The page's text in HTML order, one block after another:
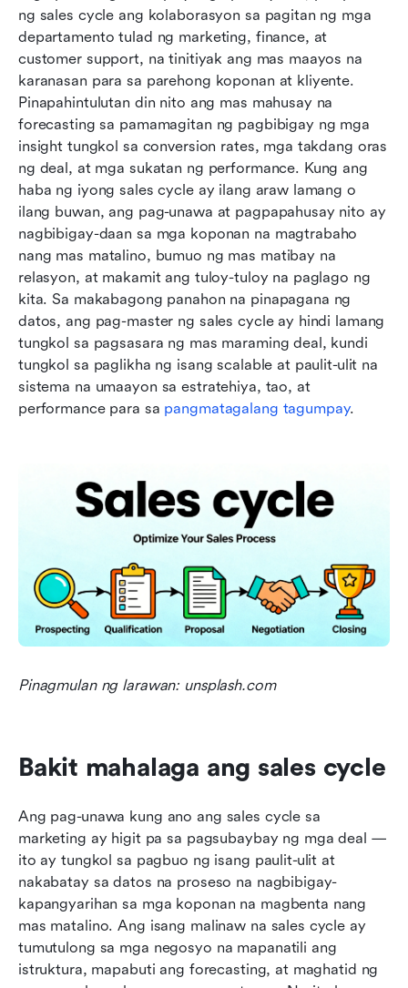
ng sales cycle ang kolaborasyon sa pagitan ng mga
departamento tulad ng marketing, finance, at
customer support, na tinitiyak ang mas maayos na
karanasan para sa parehong koponan at kliyente.
Pinapahintulutan din nito ang mas mahusay na
forecasting sa pamamagitan ng pagbibigay ng mga
insight tungkol sa conversion rates, mga takdang oras
ng deal, at mga sukatan ng performance. Kung ang
haba ng iyong sales cycle ay ilang araw lamang o
ilang buwan, ang pag-unawa at pagpapahusay nito ay
nagbibigay-daan sa mga koponan na magtrabaho
nang mas matalino, bumuo ng mas matibay na
relasyon, at makamit ang tuloy-tuloy na paglago ng
kita. Sa makabagong panahon na pinapagana ng
datos, ang pag-master ng sales cycle ay hindi lamang
tungkol sa pagsasara ng mas maraming deal, kundi
tungkol sa paglikha ng isang scalable at paulit-ulit na
sistema na umaayon sa estratehiya, tao, at
performance para sa pangmatagalang tagumpay.
Pinagmulan ng larawan: unsplash.com
Bakit mahalaga ang sales cycle
Ang pag-unawa kung ano ang sales cycle sa
marketing ay higit pa sa pagsubaybay ng mga deal —
ito ay tungkol sa pagbuo ng isang paulit-ulit at
nakabatay sa datos na proseso na nagbibigay-
kapangyarihan sa mga koponan na magbenta nang
mas matalino. Ang isang malinaw na sales cycle ay
tumutulong sa mga negosyo na mapanatili ang
istruktura, mapabuti ang forecasting, at maghatid ng